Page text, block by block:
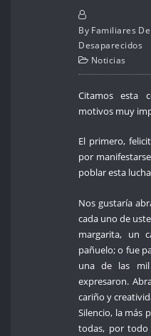
By Familiares
Desaparecidos
Noticias
Citamos esta
motivos muy
El primero,
por
poblar esta
Nos gustaría
cada uno de
margarita, un
pañuelo; o fue
una de las mil
expresaron.
cariño y
Silencio, la más
todas, por todo